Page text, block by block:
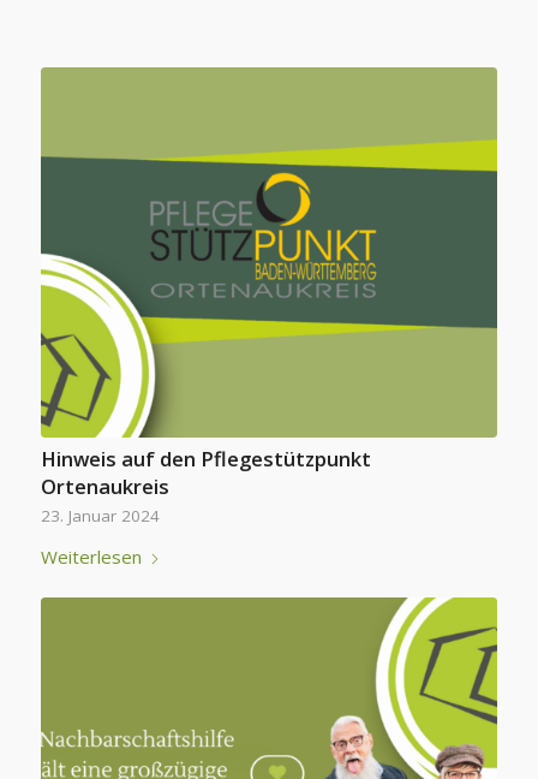
Hinweis auf den Pflegestützpunkt
Ortenaukreis
23. Januar 2024
Weiterlesen